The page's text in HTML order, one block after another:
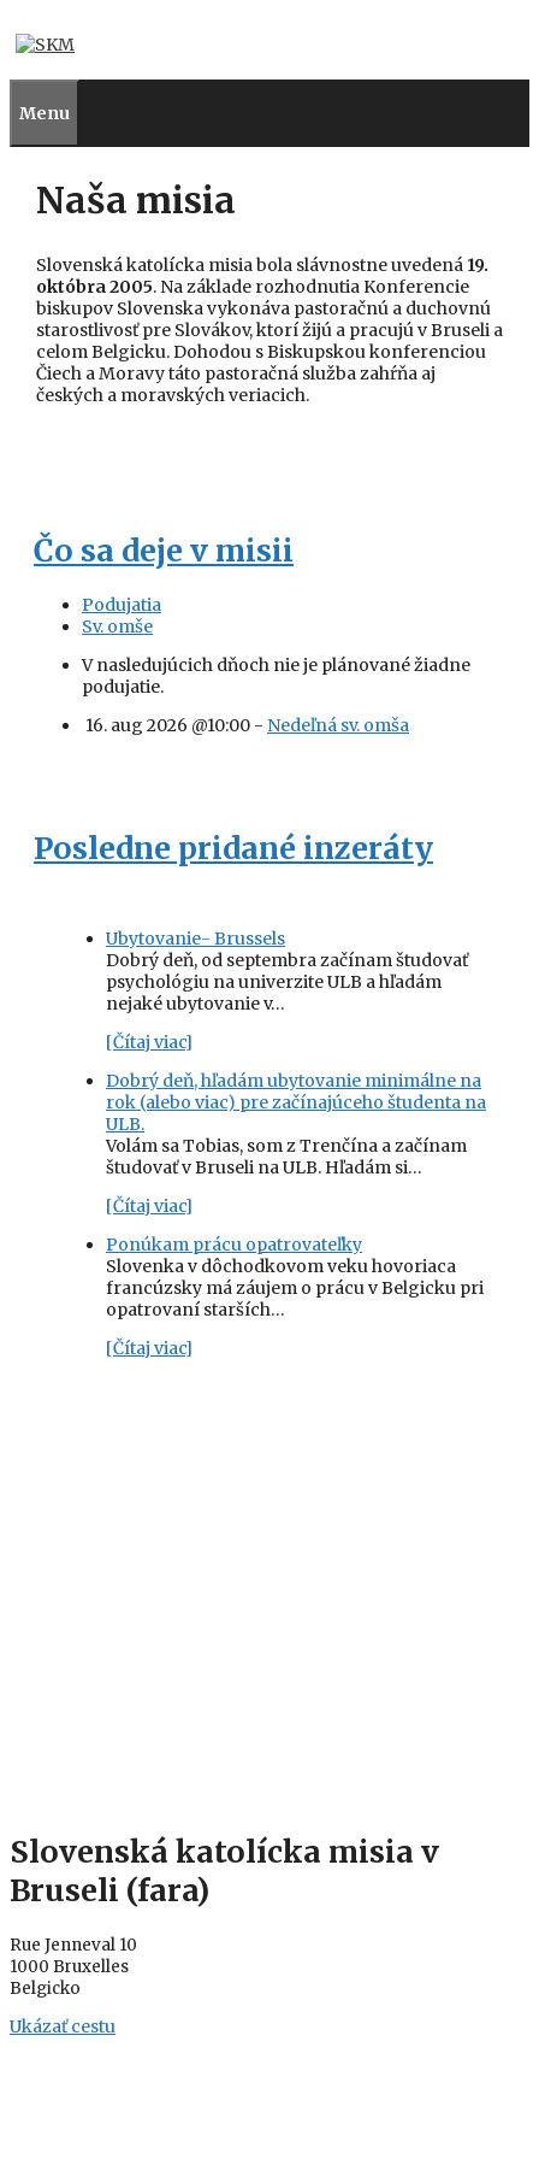
na
Menu
Naša misia
Slovenská katolícka misia bola slávnostne uvedená 19.
októbra 2005. Na základe rozhodnutia Konferencie
biskupov Slovenska vykonáva pastoračnú a duchovnú
starostlivosť pre Slovákov, ktorí žijú a pracujú v Bruseli a
celom Belgicku. Dohodou s Biskupskou konferenciou
Čiech a Moravy táto pastoračná služba zahŕňa aj
českých a moravských veriacich.
Čo sa deje v misii
Podujatia
Sv. omše
V nasledujúcich dňoch nie je plánované žiadne
podujatie.
16. aug 2026 @10:00 - Nedeľná sv. omša
Posledne pridané inzeráty
Ubytovanie- Brussels
Dobrý deň, od septembra začínam študovať
psychológiu na univerzite ULB a hľadám
nejaké ubytovanie v…
[Čítaj viac]
Dobrý deň, hľadám ubytovanie minimálne na
rok (alebo viac) pre začínajúceho študenta na
ULB.
Volám sa Tobias, som z Trenčína a začínam
študovať v Bruseli na ULB. Hľadám si…
[Čítaj viac]
Ponúkam prácu opatrovateľky
Slovenka v dôchodkovom veku hovoriaca
francúzsky má záujem o prácu v Belgicku pri
opatrovaní starších…
[Čítaj viac]
Slovenská katolícka misia v
Bruseli (fara)
Rue Jenneval 10
1000 Bruxelles
Belgicko
Ukázať cestu